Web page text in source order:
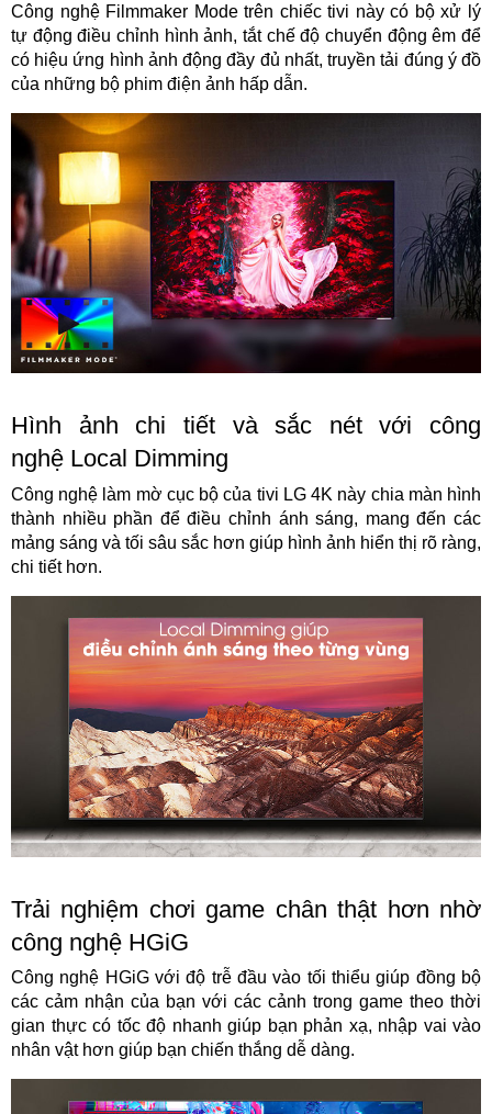
Công nghệ Filmmaker Mode trên chiếc tivi này có bộ xử lý
tự động điều chỉnh hình ảnh, tắt chế độ chuyển động êm để
có hiệu ứng hình ảnh động đầy đủ nhất, truyền tải đúng ý đồ
của những bộ phim điện ảnh hấp dẫn.
Hình ảnh chi tiết và sắc nét với công
nghệ Local Dimming
Công nghệ làm mờ cục bộ của tivi LG 4K này chia màn hình
thành nhiều phần để điều chỉnh ánh sáng, mang đến các
mảng sáng và tối sâu sắc hơn giúp hình ảnh hiển thị rõ ràng,
chi tiết hơn.
Trải nghiệm chơi game chân thật hơn nhờ
công nghệ HGiG
Công nghệ HGiG với độ trễ đầu vào tối thiểu giúp đồng bộ
các cảm nhận của bạn với các cảnh trong game theo thời
gian thực có tốc độ nhanh giúp bạn phản xạ, nhập vai vào
nhân vật hơn giúp bạn chiến thắng dễ dàng.